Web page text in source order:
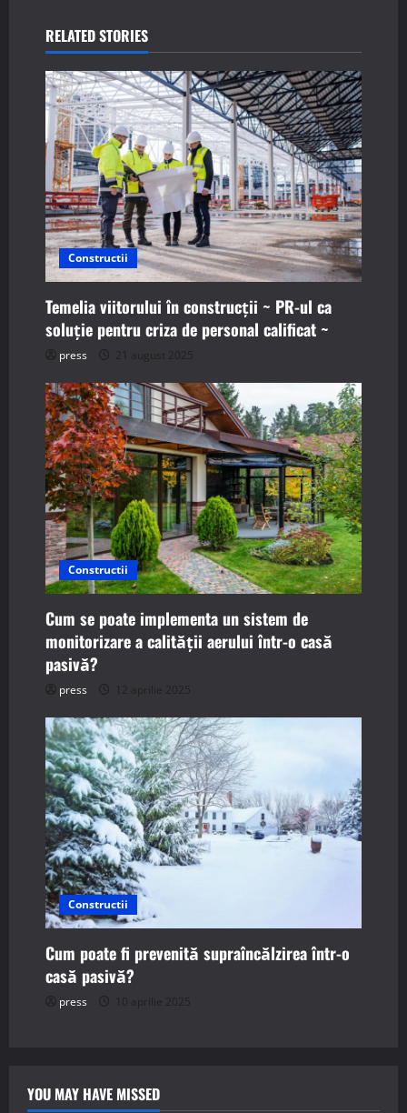
a
v
i
g
a
t
i
o
n
RELATED STORIES
Constructii
Temelia viitorului în construcții ~ PR-ul ca
soluție pentru criza de personal calificat ~
press 21 august 2025
Constructii
Cum se poate implementa un sistem de
monitorizare a calității aerului într-o casă
pasivă?
press 12 aprilie 2025
Constructii
Cum poate fi prevenită supraîncălzirea într-o
casă pasivă?
press 10 aprilie 2025
YOU MAY HAVE MISSED